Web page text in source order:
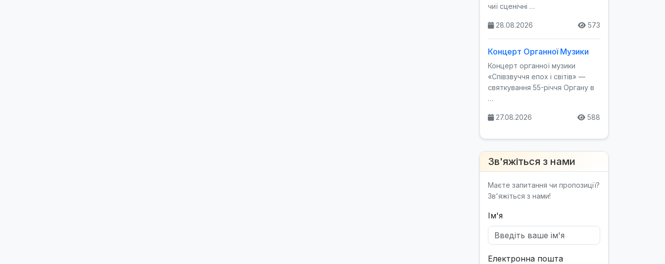
чиї сценічні …
28.08.2026 573
Концерт Органної Музики
Концерт органної музики
«Співзвуччя епох і світів» —
святкування 55-річчя Органу в
…
27.08.2026 588
Зв'яжіться з нами
Маєте запитання чи пропозиції?
Зв'яжіться з нами!
Ім'я
Електронна пошта